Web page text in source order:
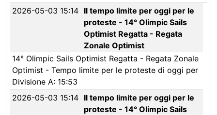
2026-05-03 15:14 Il tempo limite per oggi per le
proteste - 14° Olimpic Sails
Optimist Regatta - Regata
Zonale Optimist
14° Olimpic Sails Optimist Regatta - Regata Zonale
Optimist - Tempo limite per le proteste di oggi per
Divisione A: 15:53
2026-05-03 15:14 Il tempo limite per oggi per le
proteste - 14° Olimpic Sails